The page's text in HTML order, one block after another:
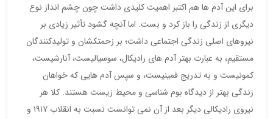
برای این آدم ها هم اکتبر اهمیت کلیدی داشت چون چشم انداز نوع
دیگری از زندگی را باز کرد و بست. اما آنچه گشود تأثیر زیادی بر
نیروهای اصلی زندگی اجتماعی داشت؛ بر زحمتکشان و تولیدکنندگان
مستقیم، به عبارت بهتر آدم های رادیکال، سوسیالیست، آنارشیست،
کمونیست و به تدریج فمینیست، و سپس آدم هایی که خواهان
زندگی بهتر از دیدگاه بوم شناسی و محیط زیست هستند. کلا هر
نیروی رادیکالی دیگر بعد از آن نمی توانست نسبت به انقلاب ١٩١٧ و